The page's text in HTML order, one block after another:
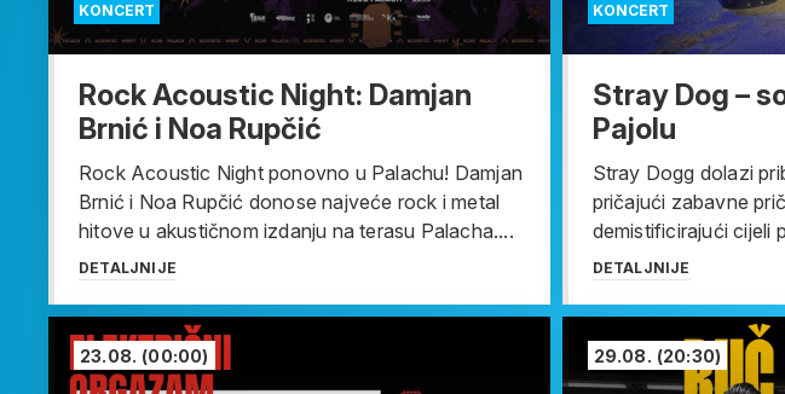
KONCERT
Rock Acoustic Night: Damjan
Brnić i Noa Rupčić
Rock Acoustic Night ponovno u Palachu! Damjan
Brnić i Noa Rupčić donose najveće rock i metal
hitove u akustičnom izdanju na terasu Palacha....
DETALJNIJE
KONCERT
Stray Dog –
Pajolu
Stray Dogg dolazi
pričajući zabavne
demistificirajući cijeli
DETALJNIJE
23.08. (00:00) 29.08. (20:30)